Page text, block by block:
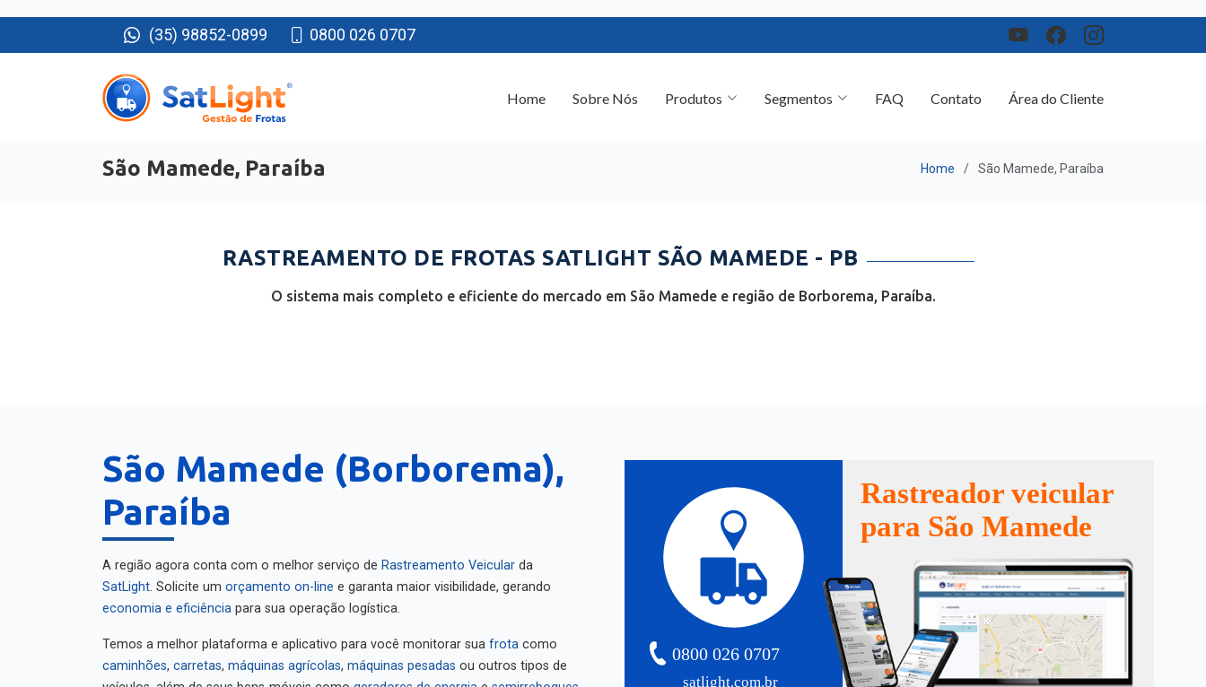
(35) 98852-0899 0800 026 0707
São Mamede, Paraíba
RASTREAMENTO DE FROTAS SATLIGHT SÃO MAMEDE - PB
O sistema mais completo e eficiente do mercado em São Mamede e região de Borborema, Paraíba.
São Mamede (Borborema),
Paraíba
A região agora conta com o melhor serviço de Rastreamento Veicular
da
SatLight
. Solicite um orçamento on-line
e garanta maior visibilidade, gerando
economia e eficiência
para sua operação logística.
Temos a melhor plataforma e aplicativo para você monitorar sua frota
caminhões
máquinas agrícolas máquinas pesadas
ou outros tipos de
veículos, além de seus bens-móveis como
geradores de energia semirreboques satlight.com.br
0800 026 0707
Rastreador veicular
para São Mamede